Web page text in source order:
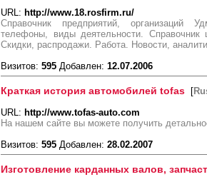
URL: http://www.18.rosfirm.ru/
Справочник предприятий, организаций
телефоны, виды деятельности.
Скидки, распродажи. Работа. Новости,
Визитов: 595 Добавлен: 12.07.2006
Краткая история автомобилей tofas [
URL: http://www.tofas-auto.com
На нашем сайте вы можете получить
Визитов: 595 Добавлен: 28.02.2007
Изготовление карданных валов,